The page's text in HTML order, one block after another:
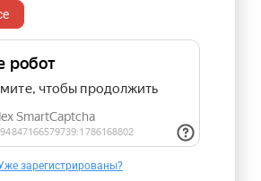
зарегистрированы?